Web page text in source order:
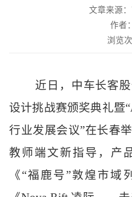
文章来源
作者
浏览次
近日 ，中车长客
设计挑战赛颁奖典礼暨
行业发展会议”在长春
教师端文新指导，产
《“福鹿号”敦煌市域